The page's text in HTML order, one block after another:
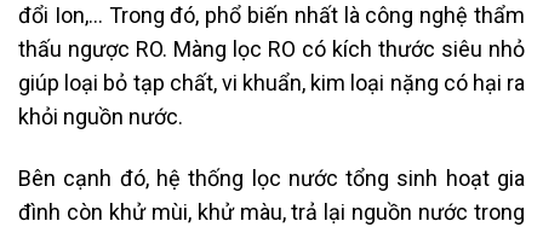
đổi Ion,… Trong đó, phổ biến nhất là công nghệ thẩm
thấu ngược RO. Màng lọc RO có kích thước siêu nhỏ
giúp loại bỏ tạp chất, vi khuẩn, kim loại nặng có hại ra
khỏi nguồn nước.
Bên cạnh đó, hệ thống lọc nước tổng sinh hoạt gia
đình còn khử mùi, khử màu, trả lại nguồn nước trong